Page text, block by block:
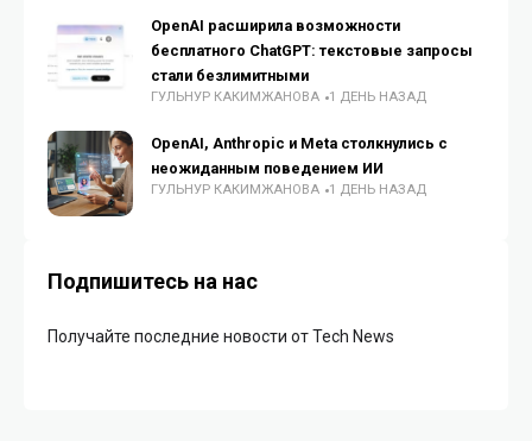
OpenAI расширила возможности
бесплатного ChatGPT: текстовые запросы
стали безлимитными
ГУЛЬНУР КАКИМЖАНОВА 1 ДЕНЬ НАЗАД
OpenAI, Anthropic и Meta столкнулись с
неожиданным поведением ИИ
ГУЛЬНУР КАКИМЖАНОВА 1 ДЕНЬ НАЗАД
Подпишитесь на нас
Получайте последние новости от Tech News